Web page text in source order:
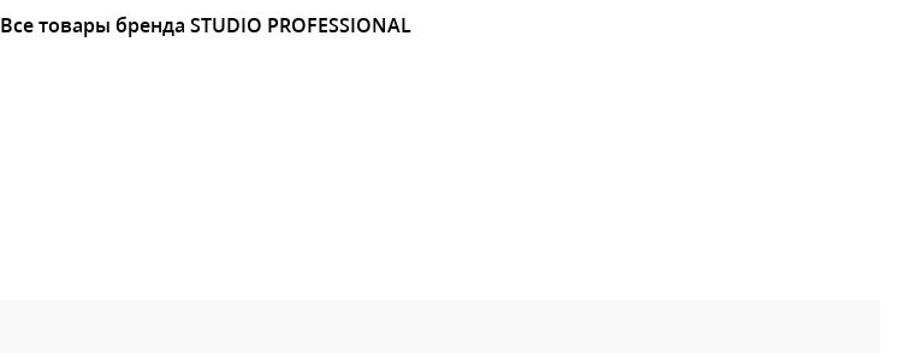
Все товары бренда STUDIO PROFESSIONAL